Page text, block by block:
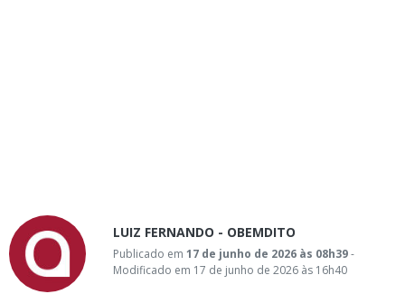
LUIZ FERNANDO - OBEMDITO
Publicado em 17 de junho de 2026 às 08h39-
Modificado em 17 de junho de 2026 às 16h40